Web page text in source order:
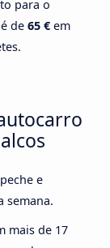
para o
de 65 € em
e
semana.
mais de 17